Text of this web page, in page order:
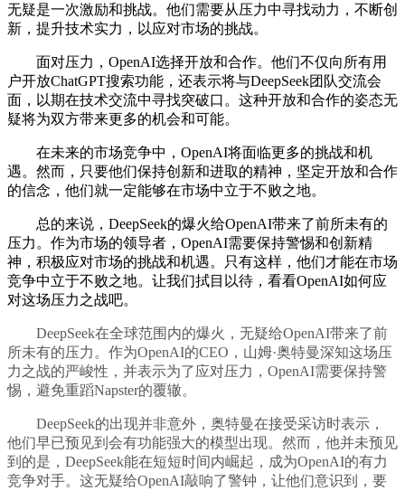
无疑是一次激励和挑战。他们需要从压力中寻找动力，不断创
新，提升技术实力，以应对市场的挑战。
面对压力，OpenAI选择开放和合作。他们不仅向所有用
户开放ChatGPT搜索功能，还表示将与DeepSeek团队交流会
面，以期在技术交流中寻找突破口。这种开放和合作的姿态无
疑将为双方带来更多的机会和可能。
在未来的市场竞争中，OpenAI将面临更多的挑战和机
遇。然而，只要他们保持创新和进取的精神，坚定开放和合作
的信念，他们就一定能够在市场中立于不败之地。
总的来说，DeepSeek的爆火给OpenAI带来了前所未有的
压力。作为市场的领导者，OpenAI需要保持警惕和创新精
神，积极应对市场的挑战和机遇。只有这样，他们才能在市场
竞争中立于不败之地。让我们拭目以待，看看OpenAI如何应
对这场压力之战吧。
DeepSeek在全球范围内的爆火，无疑给OpenAI带来了前
所未有的压力。作为OpenAI的CEO，山姆·奥特曼深知这场压
力之战的严峻性，并表示为了应对压力，OpenAI需要保持警
惕，避免重蹈Napster的覆辙。
DeepSeek的出现并非意外，奥特曼在接受采访时表示，
他们早已预见到会有功能强大的模型出现。然而，他并未预见
到的是，DeepSeek能在短短时间内崛起，成为OpenAI的有力
竞争对手。这无疑给OpenAI敲响了警钟，让他们意识到，要